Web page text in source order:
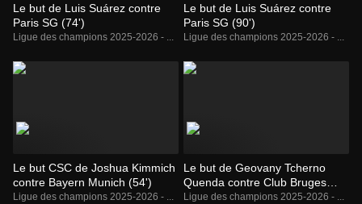
Le but de Luis Suárez contre
Paris SG (74')
Ligue des champions 2025-2026 - ...
Le but de Luis Suárez contre
Paris SG (90')
Ligue des champions 2025-2026 - ...
Le but CSC de Joshua Kimmich
contre Bayern Munich (54')
Ligue des champions 2025-2026 - ...
Le but de Geovany Tcherno
Quenda contre Club Bruges
(24')
Ligue des champions 2025-2026 - ...